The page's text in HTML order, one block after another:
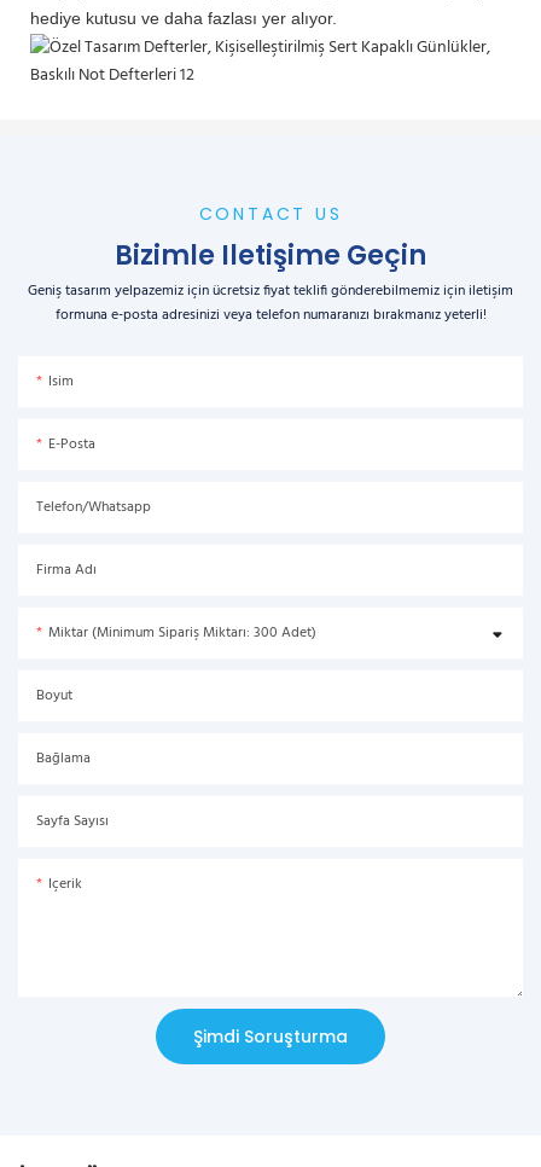
hediye kutusu ve daha fazlası yer alıyor.
CONTACT US
Bizimle Iletişime Geçin
Geniş tasarım yelpazemiz için ücretsiz fiyat teklifi gönderebilmemiz için iletişim
formuna e-posta adresinizi veya telefon numaranızı bırakmanız yeterli!
Isim
E-Posta
Telefon/Whatsapp
Firma Adı
Miktar (Minimum Sipariş Miktarı: 300 Adet)
Boyut
Bağlama
Sayfa Sayısı
Içerik
Şimdi Soruşturma